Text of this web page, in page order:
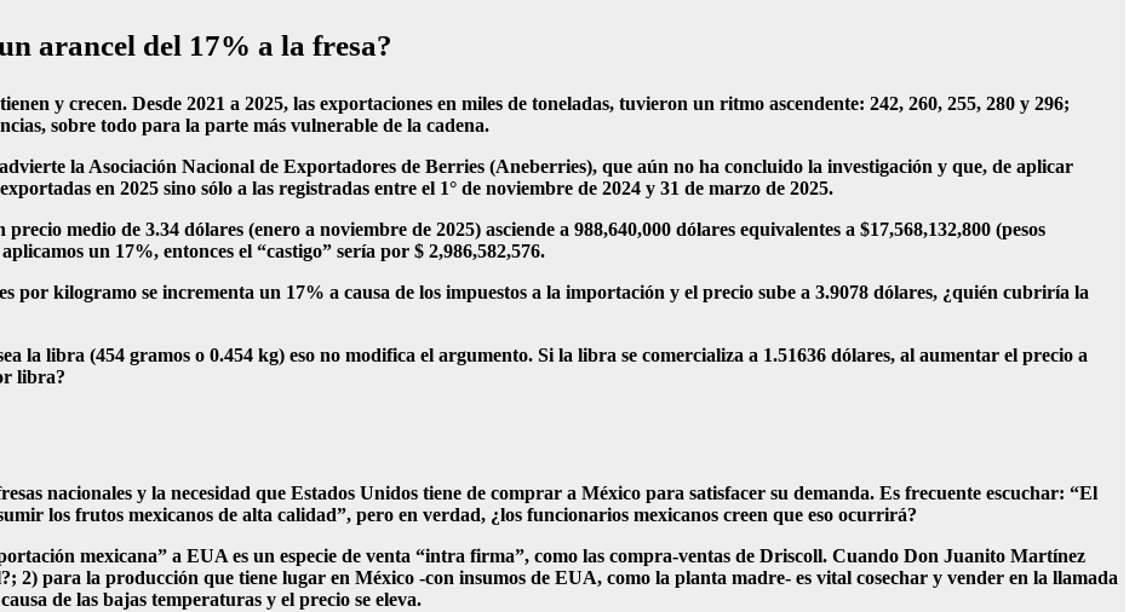
arancel del 17% a la fresa?
y crecen. Desde 2021 a 2025, las exportaciones en miles de toneladas, tuvieron un ritmo ascendente: 242, 260, 255, 280 y 296;
sobre todo para la parte más vulnerable de la cadena.
la Asociación Nacional de Exportadores de Berries (Aneberries), que aún no ha concluido la investigación y que, de aplicar
en 2025 sino sólo a las registradas entre el 1° de noviembre de 2024 y 31 de marzo de 2025.
medio de 3.34 dólares (enero a noviembre de 2025) asciende a 988,640,000 dólares equivalentes a $17,568,132,800 (pesos
un 17%, entonces el “castigo” sería por $ 2,986,582,576.
por kilogramo se incrementa un 17% a causa de los impuestos a la importación y el precio sube a 3.9078 dólares, ¿quién cubriría la
la libra (454 gramos o 0.454 kg) eso no modifica el argumento. Si la libra se comercializa a 1.51636 dólares, al aumentar el precio a
libra?
nacionales y la necesidad que Estados Unidos tiene de comprar a México para satisfacer su demanda. Es frecuente escuchar: “El
los frutos mexicanos de alta calidad”, pero en verdad, ¿los funcionarios mexicanos creen que eso ocurrirá?
mexicana” a EUA es un especie de venta “intra firma”, como las compra-ventas de Driscoll. Cuando Don Juanito Martínez
2) para la producción que tiene lugar en México -con insumos de EUA, como la planta madre- es vital cosechar y vender en la llamada
de las bajas temperaturas y el precio se eleva.